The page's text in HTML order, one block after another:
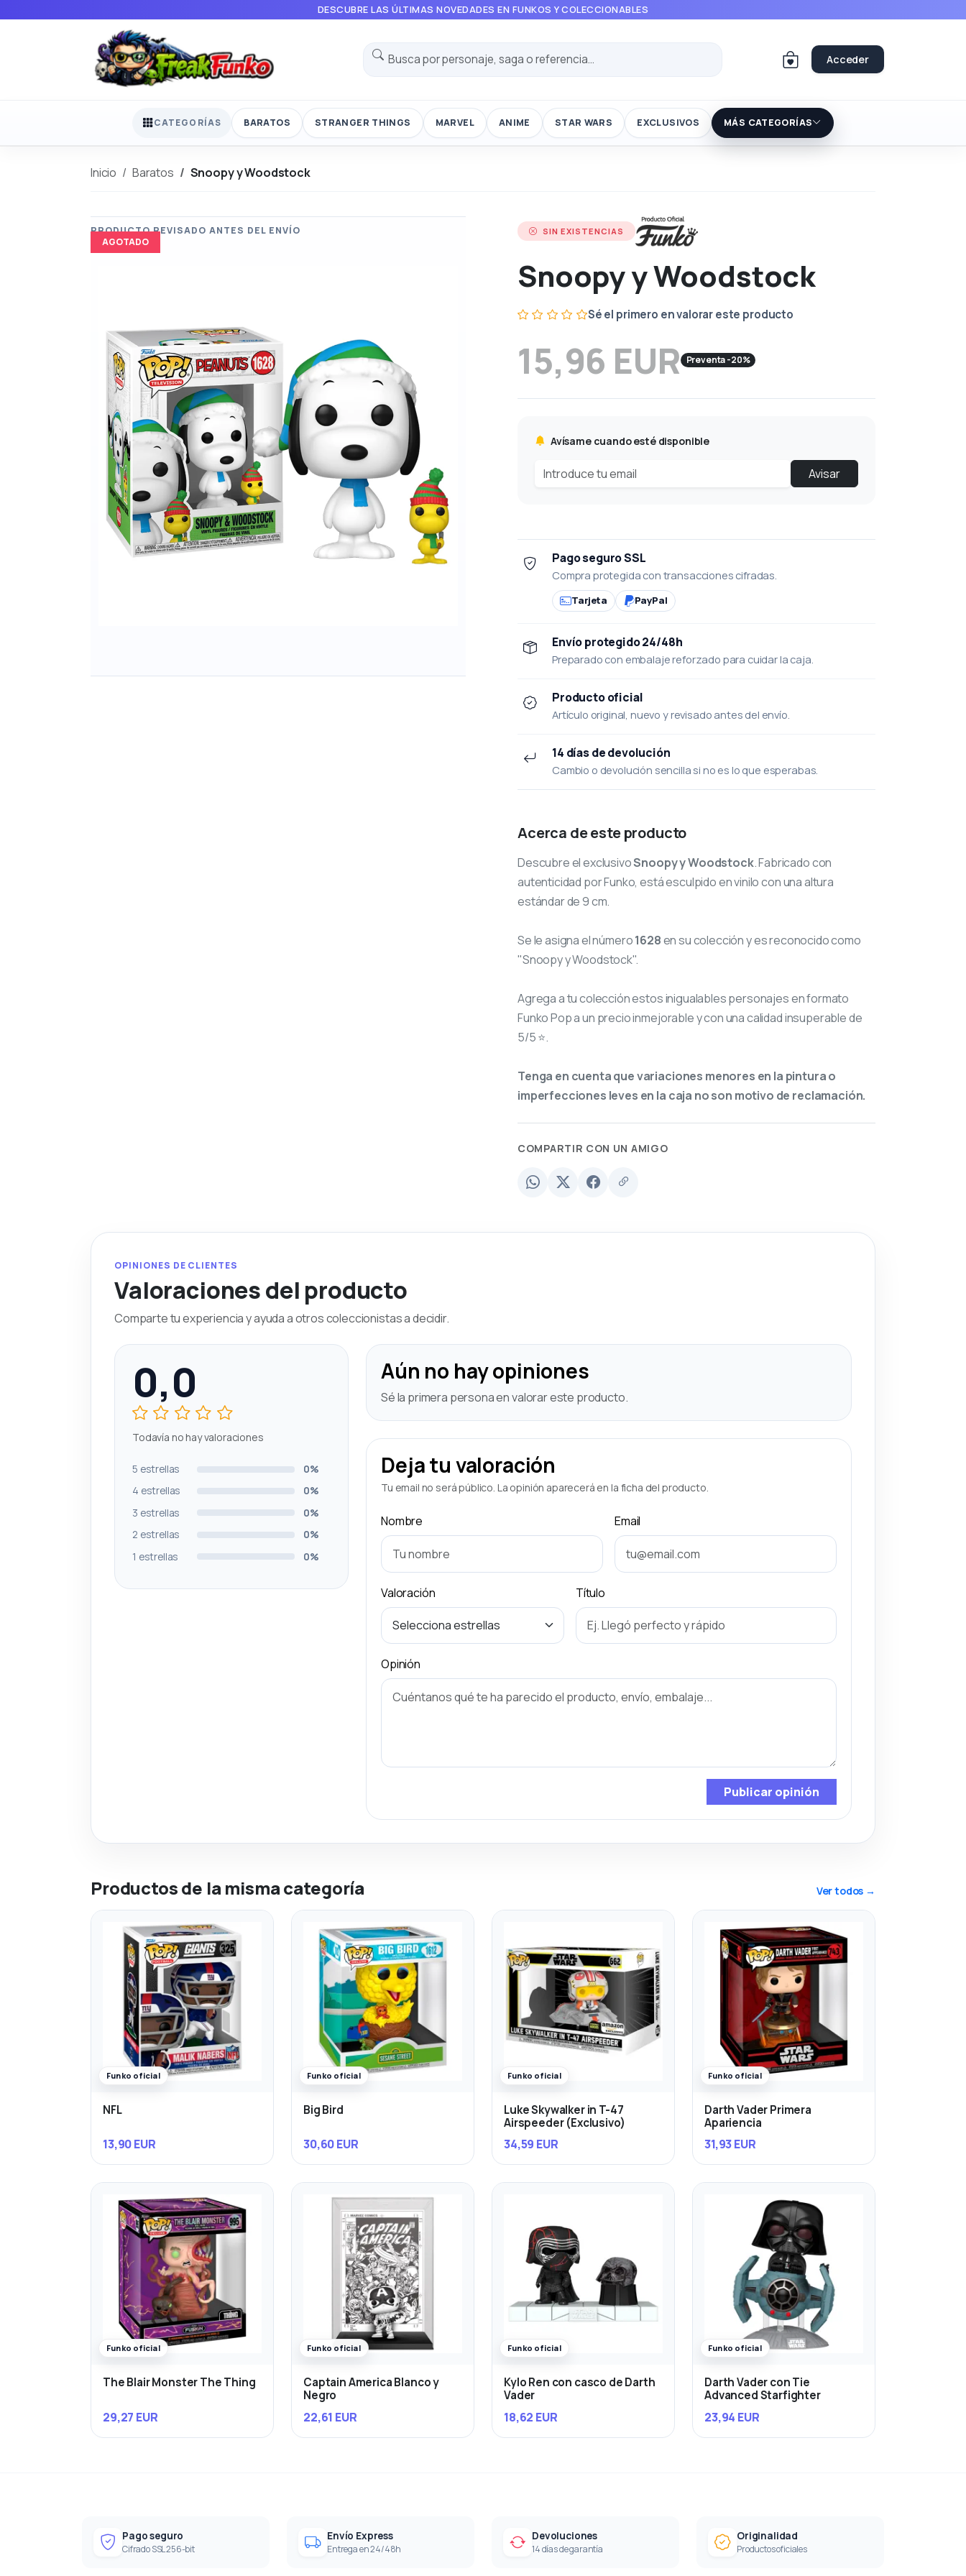
DESCUBRE LAS ÚLTIMAS NOVEDADES EN FUNKOS Y COLECCIONABLES
Acceder
CATEGORÍAS BARATOS STRANGER THINGS MARVEL ANIME STAR WARS EXCLUSIVOS MÁS CATEGORÍAS
Inicio Baratos Snoopy y Woodstock
AGOTADO
SIN EXISTENCIAS
Snoopy y Woodstock
Sé el primero en valorar este producto
15,96 EUR Preventa -20%
Avísame cuando esté disponible
Avisar
Pago seguro SSL
Compra protegida con transacciones cifradas.
Tarjeta PayPal
Envío protegido 24/48h
Preparado con embalaje reforzado para cuidar la caja.
Producto oficial
Artículo original, nuevo y revisado antes del envío.
14 días de devolución
Cambio o devolución sencilla si no es lo que esperabas.
Acerca de este producto
Descubre el exclusivoSnoopy y Woodstock. Fabricado con
autenticidad por Funko, está esculpido en vinilo con una altura
estándar de 9 cm.
Se le asigna el número1628en su colección y es reconocido como
"Snoopy y Woodstock".
Agrega a tu colección estos inigualables personajes en formato
Funko Pop a un precio inmejorable y con una calidad insuperable de
5/5 ⭐.
Tenga en cuenta que variaciones menores en la pintura o
imperfecciones leves en la caja no son motivo de reclamación.
COMPARTIR CON UN AMIGO
OPINIONES DE CLIENTES
Valoraciones del producto
Comparte tu experiencia y ayuda a otros coleccionistas a decidir.
0,0
Todavía no hay valoraciones
5 estrellas
0%
4 estrellas
0%
3 estrellas
0%
2 estrellas
0%
1 estrellas
0%
Aún no hay opiniones
Sé la primera persona en valorar este producto.
Deja tu valoración
Tu email no será público. La opinión aparecerá en la ficha del producto.
Nombre Email
Valoración Título
Opinión
Publicar opinión
Productos de la misma categoría Ver todos →
Funko oficial
NFL
13,90 EUR
Funko oficial
Big Bird
30,60 EUR
Funko oficial
Luke Skywalker in T-47
Airspeeder (Exclusivo)
34,59 EUR
Funko oficial
Darth Vader Primera
Apariencia
31,93 EUR
Funko oficial
The Blair Monster The Thing
29,27 EUR
Funko oficial
Captain America Blanco y
Negro
22,61 EUR
Funko oficial
Kylo Ren con casco de Darth
Vader
18,62 EUR
Funko oficial
Darth Vader con Tie
Advanced Starfighter
23,94 EUR
Pago seguro
Cifrado SSL 256-bit
Envío Express
Entrega en 24/48h
Devoluciones
14 días de garantía
Originalidad
Productos oficiales